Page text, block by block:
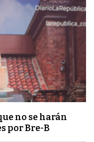
no se harán
por Bre-B